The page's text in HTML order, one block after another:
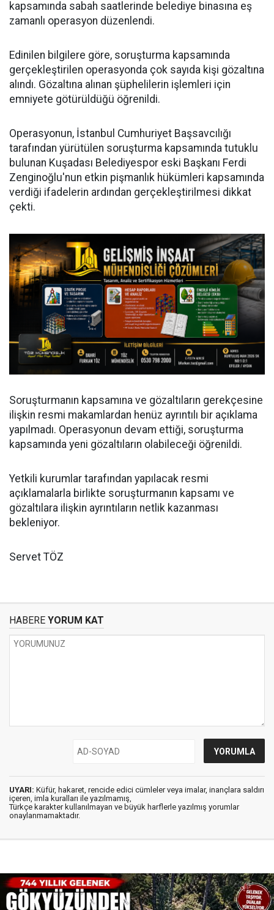
kapsamında sabah saatlerinde belediye binasına eş
zamanlı operasyon düzenlendi.
Edinilen bilgilere göre, soruşturma kapsamında
gerçekleştirilen operasyonda çok sayıda kişi gözaltına
alındı. Gözaltına alınan şüphelilerin işlemleri için
emniyete götürüldüğü öğrenildi.
Operasyonun, İstanbul Cumhuriyet Başsavcılığı
tarafından yürütülen soruşturma kapsamında tutuklu
bulunan Kuşadası Belediyespor eski Başkanı Ferdi
Zenginoğlu'nun etkin pişmanlık hükümleri kapsamında
verdiği ifadelerin ardından gerçekleştirilmesi dikkat
çekti.
Soruşturmanın kapsamına ve gözaltıların gerekçesine
ilişkin resmi makamlardan henüz ayrıntılı bir açıklama
yapılmadı. Operasyonun devam ettiği, soruşturma
kapsamında yeni gözaltıların olabileceği öğrenildi.
Yetkili kurumlar tarafından yapılacak resmi
açıklamalarla birlikte soruşturmanın kapsamı ve
gözaltılara ilişkin ayrıntıların netlik kazanması
bekleniyor.
Servet TÖZ
HABERE YORUM KAT
UYARI: Küfür, hakaret, rencide edici cümleler veya imalar, inançlara saldırı
içeren, imla kuralları ile yazılmamış,
Türkçe karakter kullanılmayan ve büyük harflerle yazılmış yorumlar
onaylanmamaktadır.